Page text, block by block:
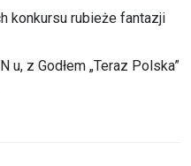
konkursu rubieże fantazji
u, z Godłem „Teraz Polska”